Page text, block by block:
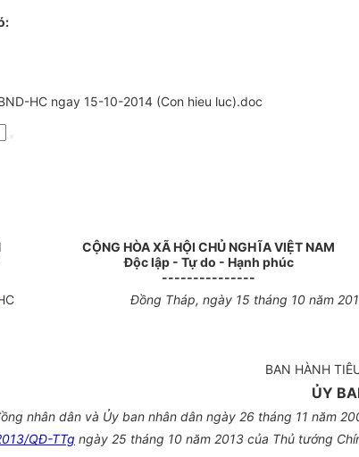
HC ngay 15-10-2014 (Con hieu luc).doc
CỘNG HÒA XÃ HỘI CHỦ NGHĨA VIỆT NAM
Độc lập - Tự do - Hạnh phúc
---------------
Đồng Tháp, ngày 15 tháng 10 năm
BAN HÀNH
ỦY
nhân dân và Ủy ban nhân dân ngày 26 tháng 11 năm
QĐ-TTg ngày 25 tháng 10 năm 2013 của Thủ tướng